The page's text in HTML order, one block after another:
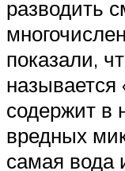
разводить
показали,
называется
содержит в
вредных
самая вода